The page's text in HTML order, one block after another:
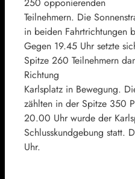
Teilnehmern. Die
in beiden Fahrtrichtungen
Gegen 19.45 Uhr setzte
Spitze 260 Teilnehmern
Richtung
Karlsplatz in Bewegung.
zählten in der Spitze 350
20.00 Uhr wurde der
Schlusskundgebung statt.
Uhr.